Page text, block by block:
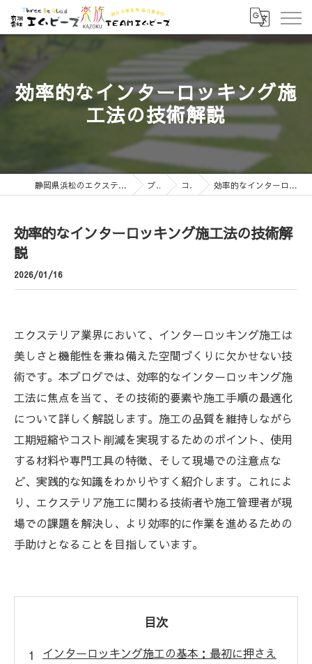
効率的なインターロッキング施
工法の技術解説
静岡県浜松のエクステリアなら有限会社エムビーズ ブログ コラム 効率的なインターロッキング施工法の技術解説
効率的なインターロッキング施工法の技術解
説
2026/01/16
エクステリア業界において、インターロッキング施工は
美しさと機能性を兼ね備えた空間づくりに欠かせない技
術です。本ブログでは、効率的なインターロッキング施
工法に焦点を当て、その技術的要素や施工手順の最適化
について詳しく解説します。施工の品質を維持しながら
工期短縮やコスト削減を実現するためのポイント、使用
する材料や専門工具の特徴、そして現場での注意点な
ど、実践的な知識をわかりやすく紹介します。これによ
り、エクステリア施工に関わる技術者や施工管理者が現
場での課題を解決し、より効率的に作業を進めるための
手助けとなることを目指しています。
目次
インターロッキング施工の基本：最初に押さえ